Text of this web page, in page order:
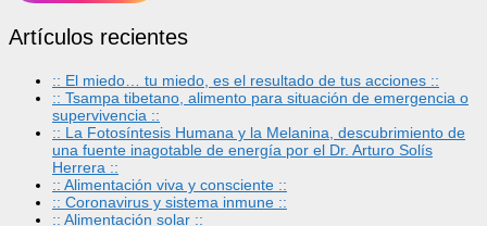
Artículos recientes
:: El miedo… tu miedo, es el resultado de tus acciones ::
:: Tsampa tibetano, alimento para situación de emergencia o
supervivencia ::
:: La Fotosíntesis Humana y la Melanina, descubrimiento de
una fuente inagotable de energía por el Dr. Arturo Solís
Herrera ::
:: Alimentación viva y consciente ::
:: Coronavirus y sistema inmune ::
:: Alimentación solar ::